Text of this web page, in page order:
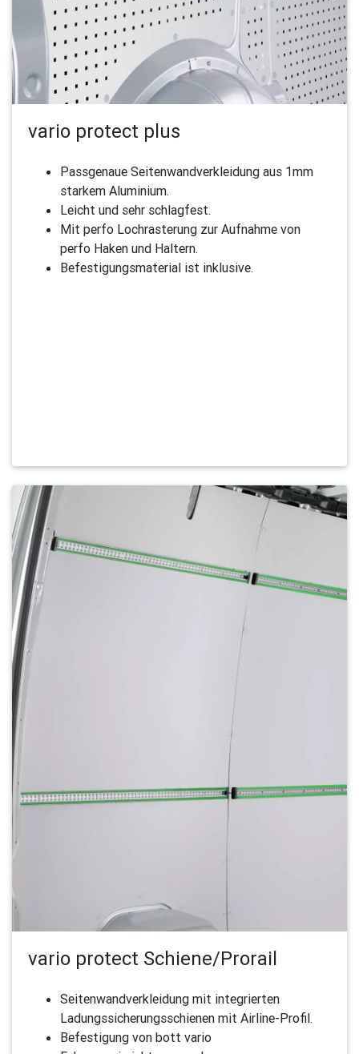
vario protect plus
Passgenaue Seitenwandverkleidung aus 1mm
starkem Aluminium.
Leicht und sehr schlagfest.
Mit perfo Lochrasterung zur Aufnahme von
perfo Haken und Haltern.
Befestigungsmaterial ist inklusive.
vario protect Schiene/Prorail
Seitenwandverkleidung mit integrierten
Ladungssicherungsschienen mit Airline-Profil.
Befestigung von bott vario